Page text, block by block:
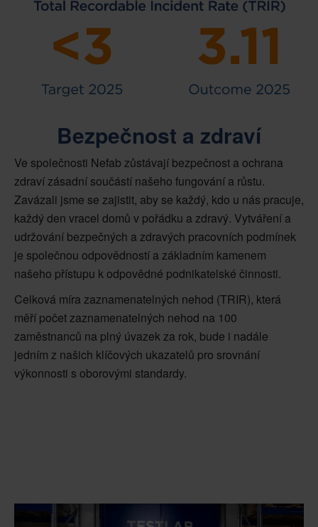
Bezpečnost a zdraví
Ve společnosti Nefab zůstávají bezpečnost a ochrana
zdraví zásadní součástí našeho fungování a růstu.
Zavázali jsme se zajistit, aby se každý, kdo u nás pracuje,
každý den vracel domů v pořádku a zdravý. Vytváření a
udržování bezpečných a zdravých pracovních podmínek
je společnou odpovědností a základním kamenem
našeho přístupu k odpovědné podnikatelské činnosti.
Celková míra zaznamenatelných nehod (TRIR), která
měří počet zaznamenatelných nehod na 100
zaměstnanců na plný úvazek za rok, bude i nadále
jedním z našich klíčových ukazatelů pro srovnání
výkonnosti s oborovými standardy.